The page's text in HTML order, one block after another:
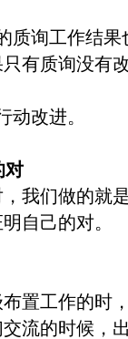
质询工作结
有质询没有
动改进。
对
我们做的就
自己的对。
置工作的时
流的时候，